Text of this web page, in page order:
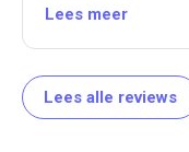
Lees meer
Lees alle reviews